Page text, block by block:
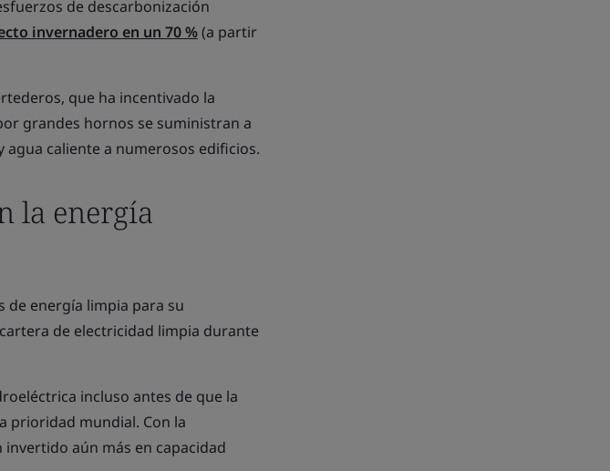
de descarbonización
invernadero en un 70 %(a partir
que ha incentivado la
grandes hornos se suministran a
caliente a numerosos edificios.
la energía
de energía limpia para su
de electricidad limpia durante
incluso antes de que la
prioridad mundial. Con la
aún más en capacidad